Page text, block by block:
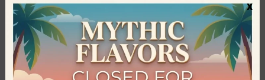
Προσθήκη στο καλάθι
NAV-024
Κατηγορία:
Βιταμίνες - Πολυβιταμίνες
ΚΟΙΝΟΠΟΙΗΣΗ
x